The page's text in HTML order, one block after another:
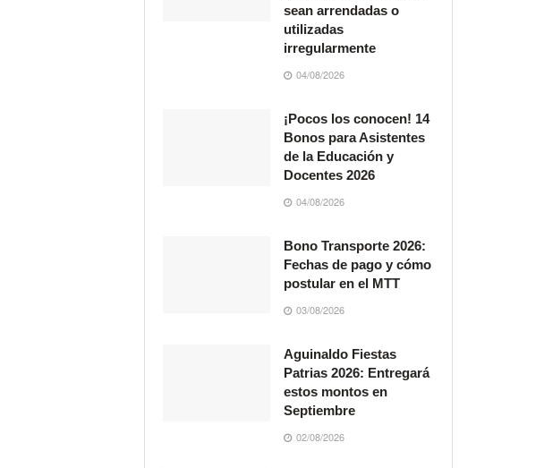
sean arrendadas o
utilizadas
irregularmente
04/08/2026
¡Pocos los conocen! 14
Bonos para Asistentes
de la Educación y
Docentes 2026
04/08/2026
Bono Transporte 2026:
Fechas de pago y cómo
postular en el MTT
03/08/2026
Aguinaldo Fiestas
Patrias 2026: Entregará
estos montos en
Septiembre
02/08/2026